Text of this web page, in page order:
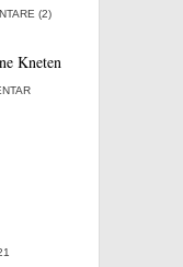
(2)
Kneten